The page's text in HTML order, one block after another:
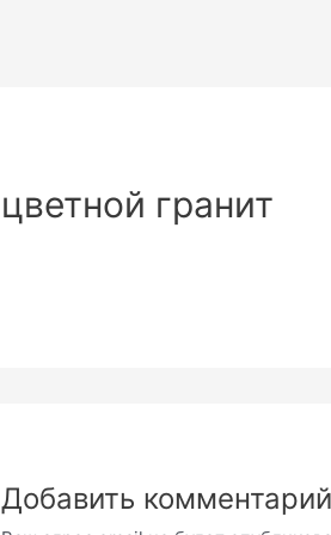
цветной гранит
Добавить